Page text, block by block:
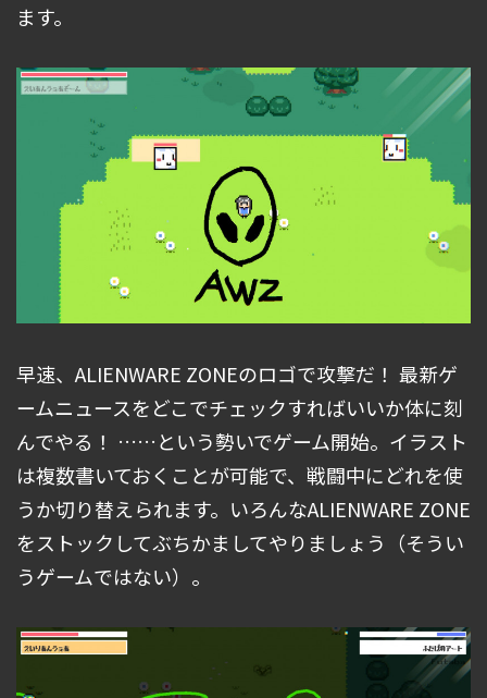
ます。
早速、ALIENWARE ZONEのロゴで攻撃だ！ 最新ゲ
ームニュースをどこでチェックすればいいか体に刻
んでやる！ ……という勢いでゲーム開始。イラスト
は複数書いておくことが可能で、戦闘中にどれを使
うか切り替えられます。いろんなALIENWARE ZONE
をストックしてぶちかましてやりましょう（そうい
うゲームではない）。